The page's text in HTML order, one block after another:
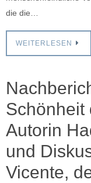
die die…
WEITERLESEN
Schönheit
Autorin
und
Vicente,